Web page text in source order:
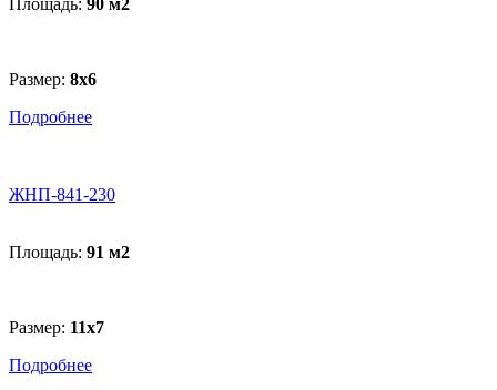
Размер: 8x6
Подробнее
ЖНП-841-230
Площадь: 91 м2
Размер: 11x7
Подробнее